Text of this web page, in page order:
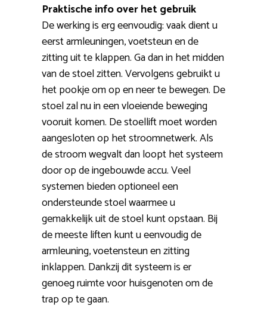
Praktische info over het gebruik
De werking is erg eenvoudig: vaak dient u
eerst armleuningen, voetsteun en de
zitting uit te klappen. Ga dan in het midden
van de stoel zitten. Vervolgens gebruikt u
het pookje om op en neer te bewegen. De
stoel zal nu in een vloeiende beweging
vooruit komen. De stoellift moet worden
aangesloten op het stroomnetwerk. Als
de stroom wegvalt dan loopt het systeem
door op de ingebouwde accu. Veel
systemen bieden optioneel een
ondersteunde stoel waarmee u
gemakkelijk uit de stoel kunt opstaan. Bij
de meeste liften kunt u eenvoudig de
armleuning, voetensteun en zitting
inklappen. Dankzij dit systeem is er
genoeg ruimte voor huisgenoten om de
trap op te gaan.